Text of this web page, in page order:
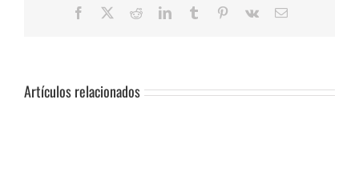
Facebook RedditLinkedInTumblr Pinterest
Vk
Correo
Artículos relacionados